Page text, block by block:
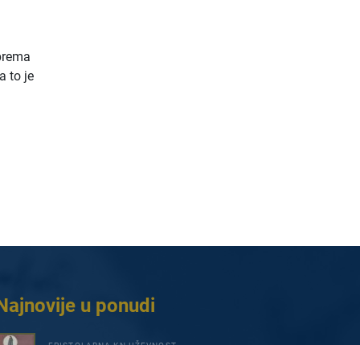
to je
u ponudi